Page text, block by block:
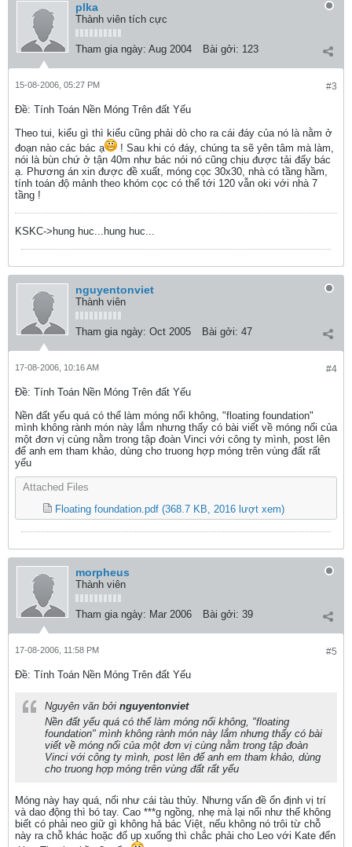
plka
Thành viên tích cực
Tham gia ngày: Aug 2004 Bài gởi: 123
#3
15-08-2006, 05:27 PM
Ðề: Tính Toán Nền Móng Trên đất Yếu
Theo tui, kiểu gì thì kiểu cũng phải dò cho ra cái đáy của nó là nằm ở
đoạn nào các bác ạ
! Sau khi có đáy, chúng ta sẽ yên tâm mà làm,
nói là bùn chứ ở tận 40m như bác nói nó cũng chịu được tải đấy bác
ạ. Phương án xin được đề xuất, móng cọc 30x30, nhà có tầng hầm,
tính toán độ mảnh theo khóm cọc có thể tới 120 vẫn oki với nhà 7
tầng !
KSKC->hung huc...hung huc...
nguyentonviet
Thành viên
Tham gia ngày: Oct 2005 Bài gởi: 47
#4
17-08-2006, 10:16 AM
Ðề: Tính Toán Nền Móng Trên đất Yếu
Nền đất yếu quá có thể làm móng nổi không, "floating foundation"
mình không rành món này lắm nhưng thấy có bài viết về móng nổi của
một đơn vị cùng nằm trong tập đoàn Vinci với công ty mình, post lên
để anh em tham khảo, dùng cho truong hợp móng trên vùng đất rất
yếu
Attached Files
Floating foundation.pdf (368.7 KB, 2016 lượt xem)
morpheus
Thành viên
Tham gia ngày: Mar 2006 Bài gởi: 39
#5
17-08-2006, 11:58 PM
Ðề: Tính Toán Nền Móng Trên đất Yếu
Nguyên văn bởi nguyentonviet
Nền đất yếu quá có thể làm móng nổi không, "floating
foundation" mình không rành món này lắm nhưng thấy có bài
viết về móng nổi của một đơn vị cùng nằm trong tập đoàn
Vinci với công ty mình, post lên để anh em tham khảo, dùng
cho truong hợp móng trên vùng đất rất yếu
Móng này hay quá, nổi như cái tàu thủy. Nhưng vấn đề ổn định vị trí
và dao động thì bó tay. Cao ***g ngồng, nhẹ mà lại nổi như thế không
biết có phải neo giữ gì không hả bác Việt, nếu không nó trôi từ chỗ
này ra chỗ khác hoặc đổ ụp xuống thì chắc phải cho Leo với Kate đến